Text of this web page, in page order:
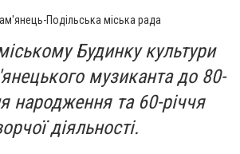
Подільська міська рада
Будинку культури
музиканта до 80-
народження та 60-річчя
діяльності.